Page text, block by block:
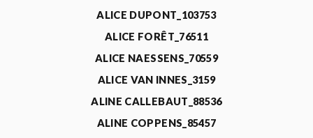
ALICE DUPONT_103753
ALICE FORÊT_76511
ALICE NAESSENS_70559
ALICE VAN INNES_3159
ALINE CALLEBAUT_88536
ALINE COPPENS_85457